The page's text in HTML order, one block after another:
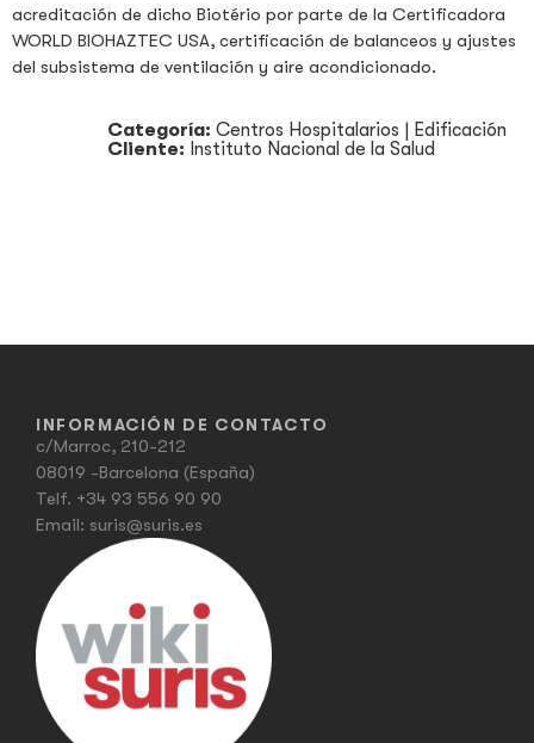
acreditación de dicho Biotério por parte de la Certificadora
WORLD BIOHAZTEC USA, certificación de balanceos y ajustes
del subsistema de ventilación y aire acondicionado.
Categoría: Centros Hospitalarios
Edificación
Cliente: Instituto Nacional de la Salud
INFORMACIÓN DE CONTACTO
c/Marroc, 210-212
08019 -Barcelona (España)
Telf. +34 93 556 90 90
Email: suris@suris.es